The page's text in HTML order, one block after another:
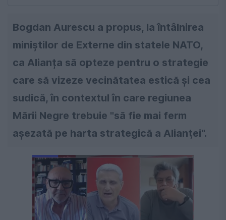
Bogdan Aurescu a propus, la întâlnirea
miniștilor de Externe din statele NATO,
ca Alianța să opteze pentru o strategie
care să vizeze vecinătatea estică şi cea
sudică, în contextul în care regiunea
Mării Negre trebuie "să fie mai ferm
aşezată pe harta strategică a Alianţei".